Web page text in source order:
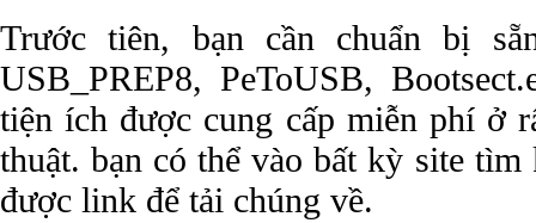
Trước tiên, bạn cần chuẩn bị
USB_PREP8, PeToUSB,
tiện ích được cung cấp miễn phí ở
thuật. bạn có thể vào bất kỳ site tìm
được link để tải chúng về.